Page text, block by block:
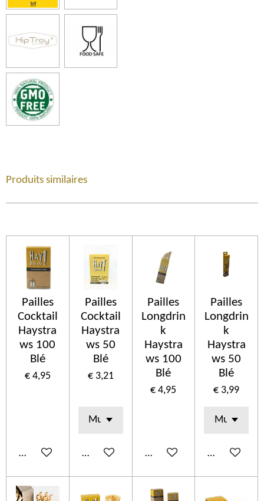
Produits similaires
Pailles
Cocktail
Haystra
ws 100
Blé
€ 4,95
In winkelwagen
Pailles
Cocktail
Haystra
ws 50
Blé
€ 3,21
In winkelwagen
Pailles
Longdrin
k
Haystra
ws 100
Blé
€ 4,95
In winkelwagen
Pailles
Longdrin
k
Haystra
ws 50
Blé
€ 3,99
In